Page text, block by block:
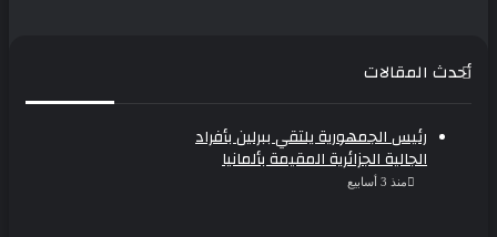
أحدث المقالات
رئيس الجمهورية يلتقي ببرلين بأفراد
الجالية الجزائرية المقيمة بألمانيا
منذ 3 أسابيع